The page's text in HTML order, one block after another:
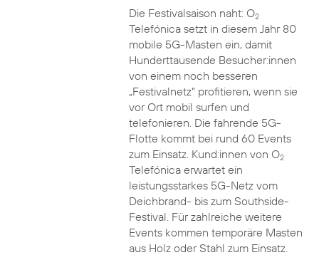
Die Festivalsaison naht: O2
Telefónica setzt in diesem Jahr 80
mobile 5G-Masten ein, damit
Hunderttausende Besucher:innen
von einem noch besseren
„Festivalnetz“ profitieren, wenn sie
vor Ort mobil surfen und
telefonieren. Die fahrende 5G-
Flotte kommt bei rund 60 Events
zum Einsatz. Kund:innen von O2
Telefónica erwartet ein
leistungsstarkes 5G-Netz vom
Deichbrand- bis zum Southside-
Festival. Für zahlreiche weitere
Events kommen temporäre Masten
aus Holz oder Stahl zum Einsatz.